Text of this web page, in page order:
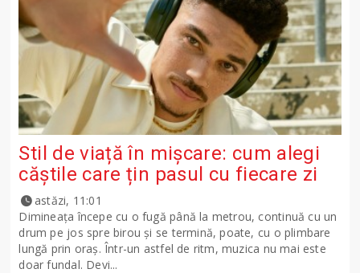
Stil de viață în mișcare: cum alegi
căștile care țin pasul cu fiecare zi
astăzi, 11:01
Dimineața începe cu o fugă până la metrou, continuă cu un
drum pe jos spre birou și se termină, poate, cu o plimbare
lungă prin oraș. Într-un astfel de ritm, muzica nu mai este
doar fundal. Devi...